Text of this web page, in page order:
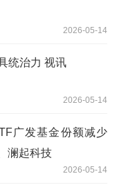
2026-05-14
统治力 视讯
2026-05-14
广发基金份额减少
澜起科技
2026-05-14